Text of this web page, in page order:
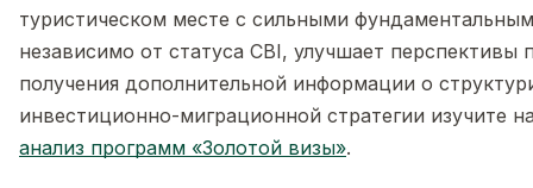
туристическом месте с сильными
независимо от статуса CBI, улучшает перспективы
получения дополнительной информации о
инвестиционно-миграционной стратегии изучите
анализ программ «Золотой визы».